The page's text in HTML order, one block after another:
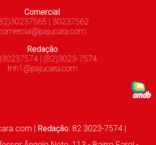
Comercial
| 30237562
Redação
| (82)3023-7574
tnh1@pajucara.com
| Redação: 82 3023-7574 |